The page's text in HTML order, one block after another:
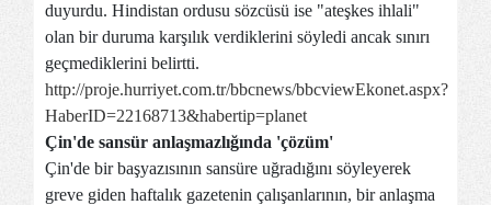
duyurdu. Hindistan ordusu sözcüsü ise "ateşkes ihlali"
olan bir duruma karşılık verdiklerini söyledi ancak sınırı
geçmediklerini belirtti.
http://proje.hurriyet.com.tr/bbcnews/bbcviewEkonet.aspx?
HaberID=22168713&habertip=planet
Çin'de sansür anlaşmazlığında 'çözüm'
Çin'de bir başyazısının sansüre uğradığını söyleyerek
greve giden haftalık gazetenin çalışanlarının, bir anlaşma